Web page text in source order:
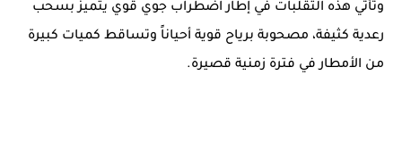
وتأتي هذه التقلبات في إطار اضطراب جوي قوي يتميز بسحب
رعدية كثيفة، مصحوبة برياح قوية أحياناً وتساقط كميات كبيرة
من الأمطار في فترة زمنية قصيرة.